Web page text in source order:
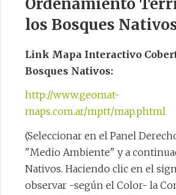
Ordenamiento
los Bosques
Link Mapa Interactivo
Bosques Nativos:
http://www.geomat-
maps.com.ar/mptt/map.phtml
(Seleccionar en el Panel
"Medio Ambiente" y a
Nativos. Haciendo clic en el
observar -según el Color- la